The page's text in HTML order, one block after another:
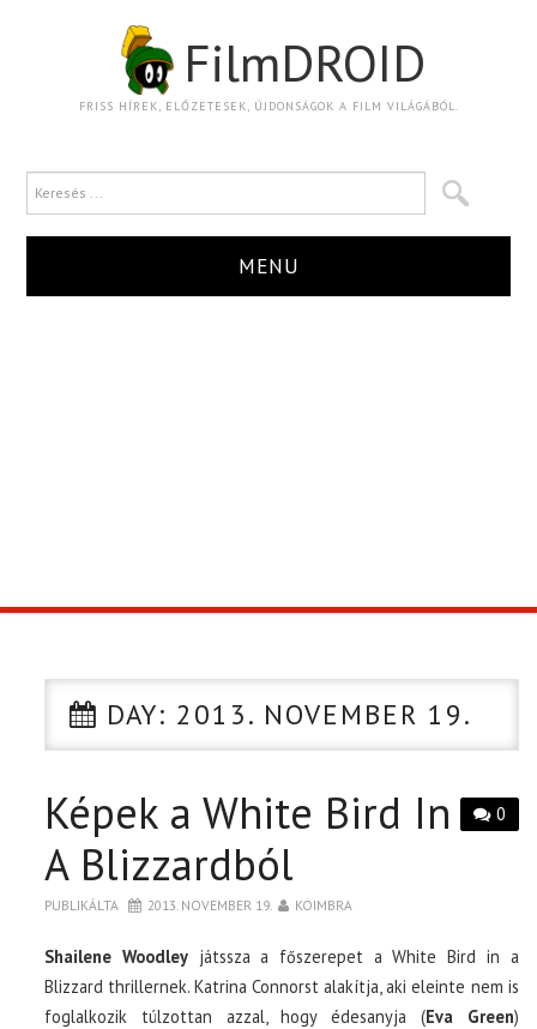
FilmDROID
FRISS HÍREK, ELŐZETESEK, ÚJDONSÁGOK A FILM VILÁGÁBÓL.
MENU
CIKK
PÓLÓ RENDELÉS
DAY: 2013. NOVEMBER 19.
0
Képek a White Bird In
A Blizzardból
PUBLIKÁLTA 2013. NOVEMBER 19. KOIMBRA
Shailene Woodley játssza a főszerepet a White Bird in a
Blizzard thrillernek. Katrina Connorst alakítja, aki eleinte nem is
foglalkozik túlzottan azzal, hogy édesanyja (Eva Green)